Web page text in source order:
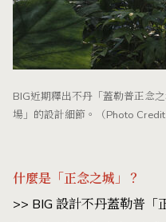
BIG近期釋出不丹「蓋勒普正念
場」的設計細節。（Photo Credit
什麼是「正念之城」？
>> BIG 設計不丹蓋勒普「